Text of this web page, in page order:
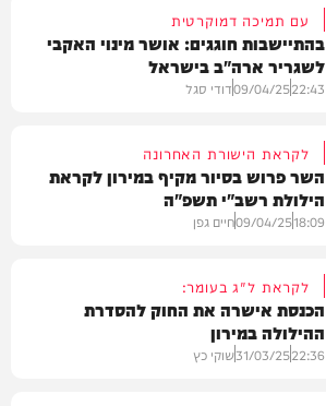
עם תמיכה דמוקרטית
בהתיישבות חוגגים: אושר מינוי האקבי
לשגריר ארה"ב בישראל
22:43
09/04/25דודי סגל
לקראת הישורת האחרונה
השר פרוש בסיור מקיף במירון לקראת
הילולת רשב"י תשפ"ה
18:09
09/04/25חיים גפן
לקראת ל"ג בעומר:
הכנסת אישרה את החוק להסדרת
ההילולה במירון
22:36
31/03/25שוקי כץ